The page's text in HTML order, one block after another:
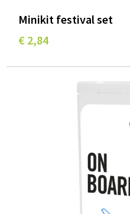
Minikit festival set
€ 2,84